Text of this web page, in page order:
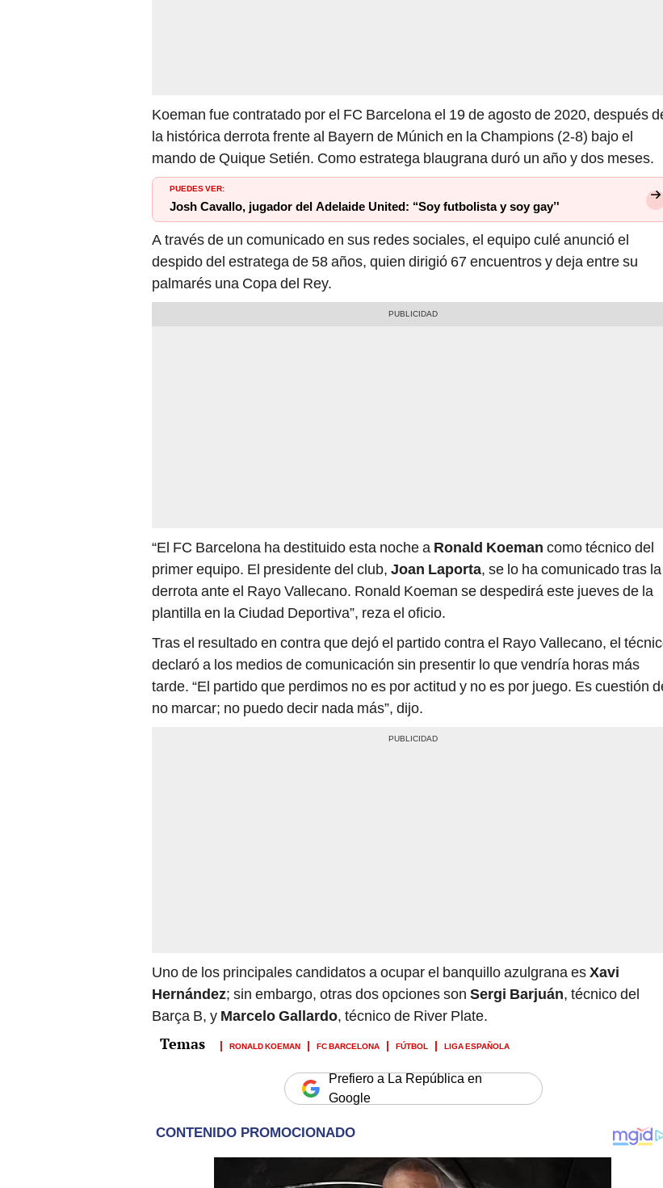
la histórica derrota frente al Bayern de Múnich en la Champions (2-8) bajo el
mando de Quique Setién. Como estratega blaugrana duró un año y dos meses.
PUEDES VER:
Josh Cavallo, jugador del Adelaide United: ‘‘Soy futbolista y soy gay’'
A través de un comunicado en sus redes sociales, el equipo culé anunció el
despido del estratega de 58 años, quien dirigió 67 encuentros y deja entre su
palmarés una Copa del Rey.
primer equipo. El presidente del club,Joan Laporta, se lo ha comunicado tras la
derrota ante el Rayo Vallecano. Ronald Koeman se despedirá este jueves de la
plantilla en la Ciudad Deportiva”, reza el oficio.
Tras el resultado en contra que dejó el partido contra el Rayo Vallecano, el técnico
declaró a los medios de comunicación sin presentir lo que vendría horas más
tarde. “El partido que perdimos no es por actitud y no es por juego. Es cuestión de
no marcar; no puedo decir nada más”, dijo.
Hernández; sin embargo, otras dos opciones sonSergi Barjuán, técnico del
Barça B, yMarcelo Gallardo, técnico de River Plate.
RONALD KOEMAN FC BARCELONA FÚTBOL LIGA ESPAÑOLA
Google